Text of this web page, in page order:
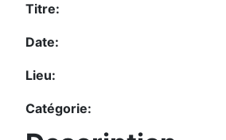
Titre:
Date:
Lieu:
Catégorie: